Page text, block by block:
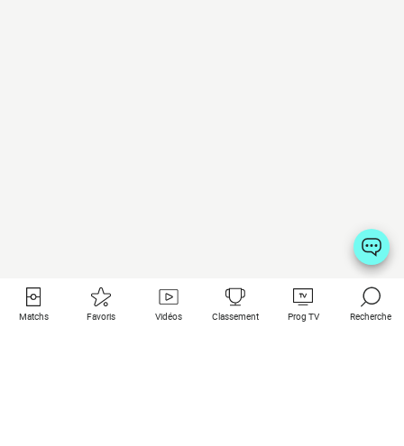
Matchs Favoris Vidéos Classement Prog TV Recherche